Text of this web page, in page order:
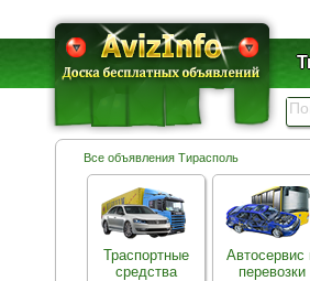
Все объявления Тирасполь
Траспортные
средства
Автосервис
перевозки